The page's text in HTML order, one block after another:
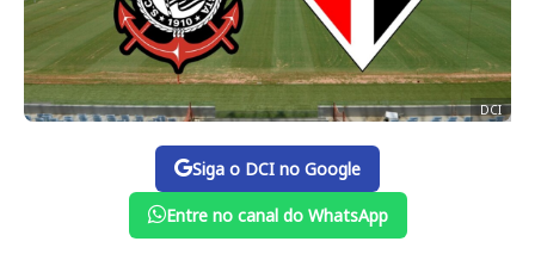
DCI
Siga o DCI no Google
Entre no canal do WhatsApp